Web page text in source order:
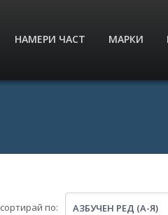
НАМЕРИ ЧАСТ МАРКИ
сортирай по: АЗБУЧЕН РЕД (А-Я)